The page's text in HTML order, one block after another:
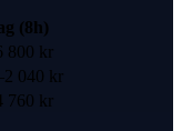
(8h)
800 kr
2 040 kr
760 kr